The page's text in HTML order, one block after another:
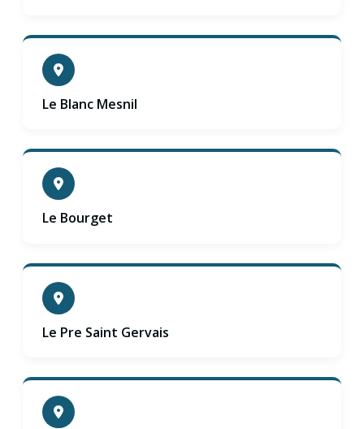
Le Blanc Mesnil
Le Bourget
Le Pre Saint Gervais